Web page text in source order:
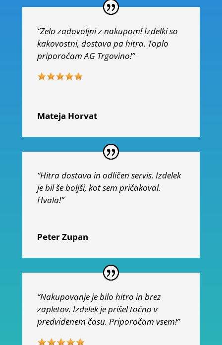
“Zelo zadovoljni z nakupom! Izdelki so
kakovostni, dostava pa hitra. Toplo
priporočam AG Trgovino!”
Mateja Horvat
“Hitra dostava in odličen servis. Izdelek
je bil še boljši, kot sem pričakoval.
Hvala!”
Peter Zupan
“Nakupovanje je bilo hitro in brez
zapletov. Izdelek je prišel točno v
predvidenem času. Priporočam vsem!”